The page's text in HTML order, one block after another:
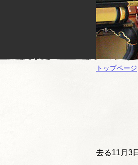
トップページ
去る11月3